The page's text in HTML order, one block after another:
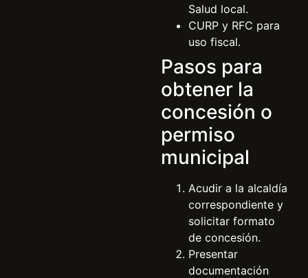
Salud local.
CURP y RFC para
uso fiscal.
Pasos para
obtener la
concesión o
permiso
municipal
Acudir a la alcaldía
correspondiente y
solicitar formato
de concesión.
Presentar
documentación